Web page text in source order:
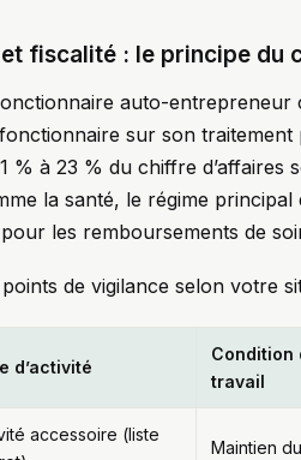
fiscalité : le principe du
auto-entrepreneur
sur son
% à 23 % du chiffre d’affaires
la santé, le régime
les remboursements de
de vigilance selon votre
d’activité
Condition
travail
accessoire (liste
Maintien